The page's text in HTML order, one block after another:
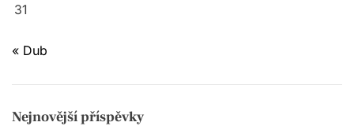
ř
í
s
p
31
« Dub
Nejnovější příspěvky